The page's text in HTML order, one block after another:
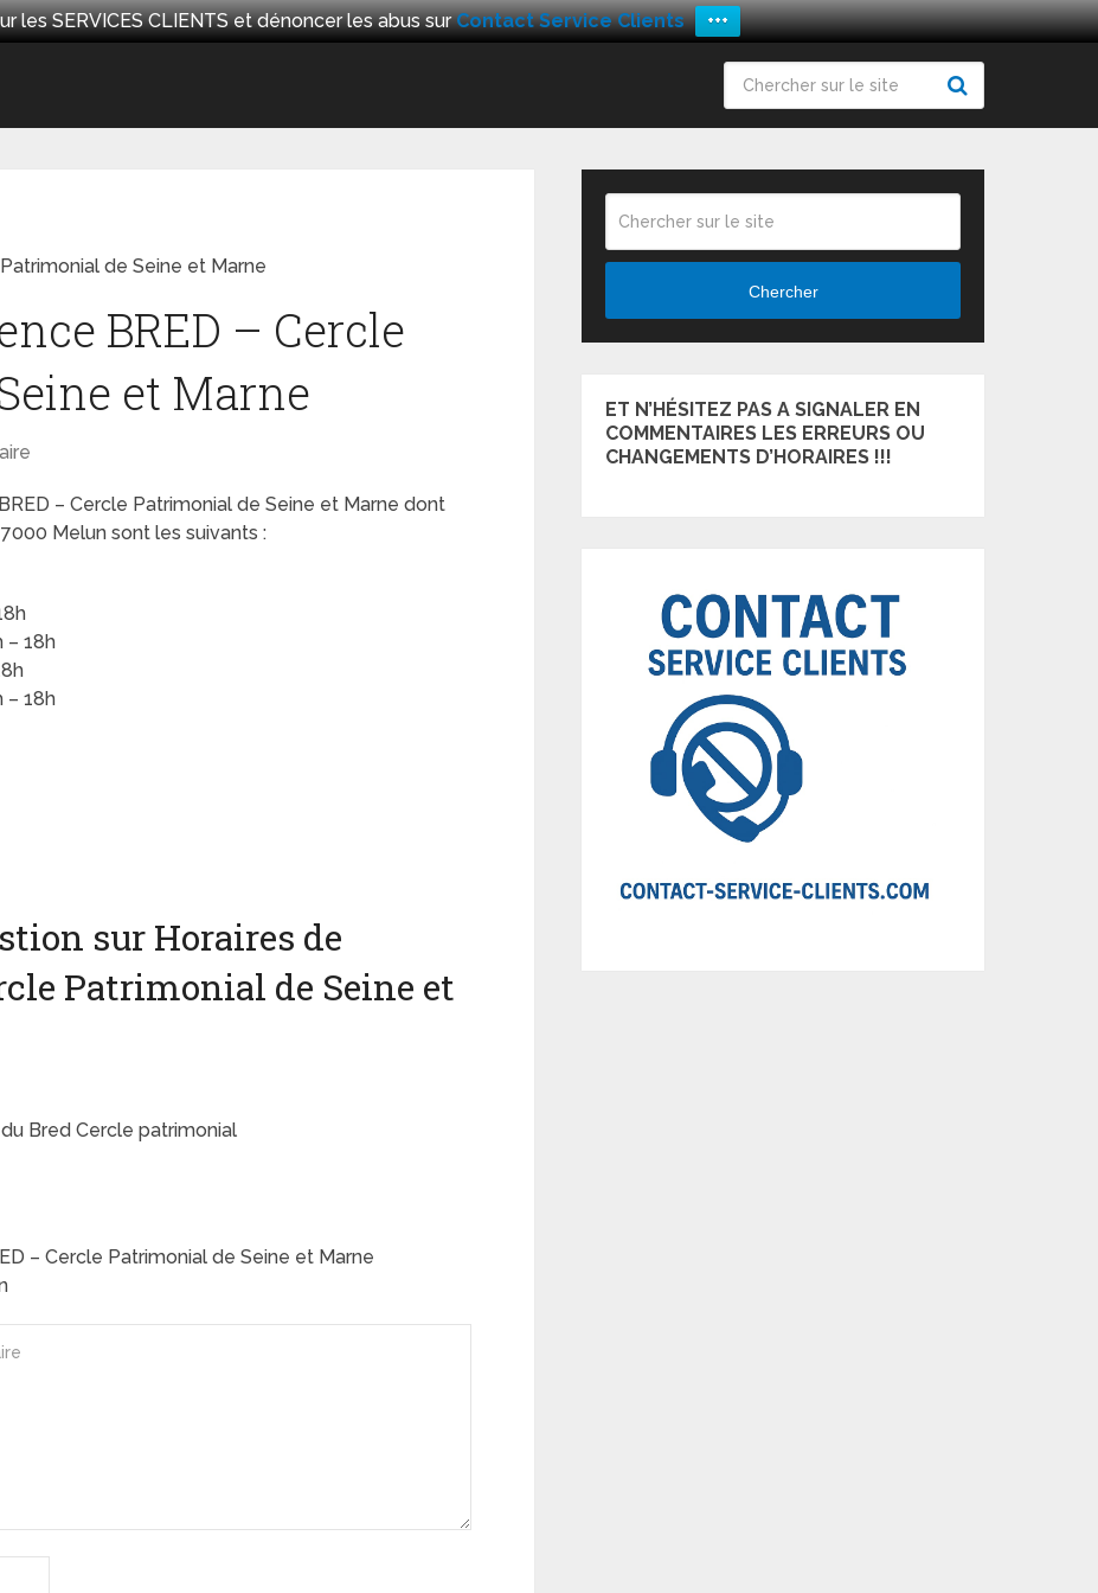
les SERVICES CLIENTS et dénoncer les abus surContact Service Clients +++
de Seine et Marne
BRED – Cercle
et Marne
– Cercle Patrimonial de Seine et Marne dont
Melun sont les suivants :
– 18h
– 18h
sur Horaires de
Patrimonial de Seine et
Bred Cercle patrimonial
– Cercle Patrimonial de Seine et Marne
Chercher
ET N’HÉSITEZ PAS A SIGNALER EN
COMMENTAIRES LES ERREURS OU
CHANGEMENTS D’HORAIRES !!!